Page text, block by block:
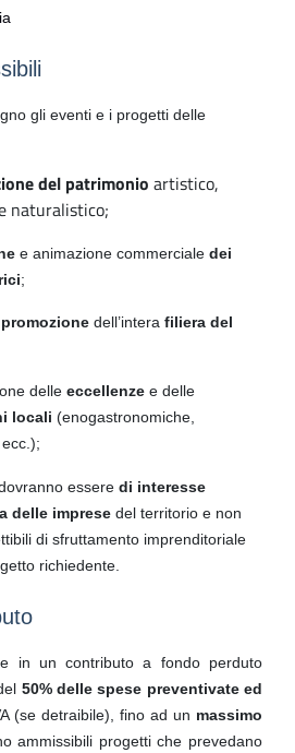
gli eventi e i progetti delle
del patrimonio artistico,
naturalistico;
e animazione commerciale dei
;
promozione dell’intera filiera del
delle eccellenze e delle
locali (enogastronomiche,
essere di interesse
delle imprese del territorio e non
di sfruttamento imprenditoriale
richiedente.
in un contributo a fondo perduto
50% delle spese preventivate ed
(se detraibile), fino ad un massimo
ammissibili progetti che prevedano